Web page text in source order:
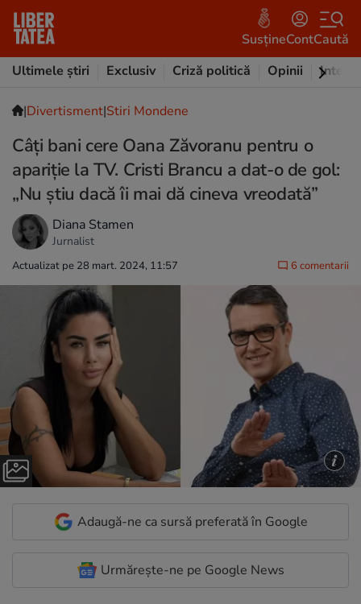
SusțineContCaută
Ultimele știri
Exclusiv Criză politică Opinii
|Divertisment|Stiri Mondene
Câți bani cere Oana Zăvoranu pentru o
apariție la TV. Cristi Brancu a dat-o de gol:
„Nu știu dacă îi mai dă cineva vreodată”
Diana Stamen
Jurnalist
Actualizat pe 28 mart. 2024, 11:57 6 comentarii
Adaugă-ne ca sursă preferată în Google
Urmărește-ne pe Google News